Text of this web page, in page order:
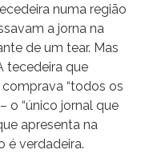
numa região
a jorna na
de um tear. Mas
tecedeira que
“todos os
o “único jornal que
apresenta na
é verdadeira.